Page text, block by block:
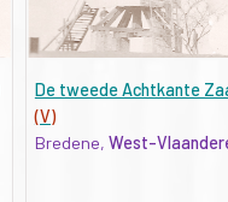
De tweede Achtkante
(V)
Bredene, West-